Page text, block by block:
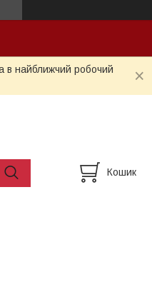
в найближчий робочий
Кошик